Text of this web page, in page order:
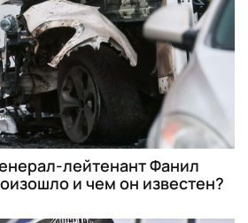
лейтенант Фанил
и чем он известен?